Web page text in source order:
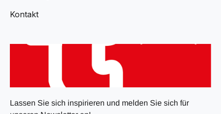
Kontakt
Lassen Sie sich inspirieren und melden Sie sich für